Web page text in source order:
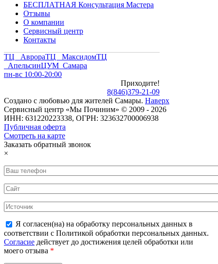
БЕСПЛАТНАЯ Консультация Мастера
Отзывы
О компании
Сервисный центр
Контакты
ТЦ АврораТЦ МаксидомТЦ
АпельсинЦУМ Самара
пн-вс 10:00-20:00
Приходите!
8(846)379-21-09
Создано с любовью для жителей Самары. Наверх
Сервисный центр «Мы Починим» © 2009 - 2026
ИНН: 631220223338, ОГРН: 323632700006938
Публичная оферта
Смотреть на карте
Заказать обратный звонок
×
Я согласен(на) на обработку персональных данных в
соответствии с Политикой обработки персональных данных.
Согласие действует до достижения целей обработки или
моего отзыва *